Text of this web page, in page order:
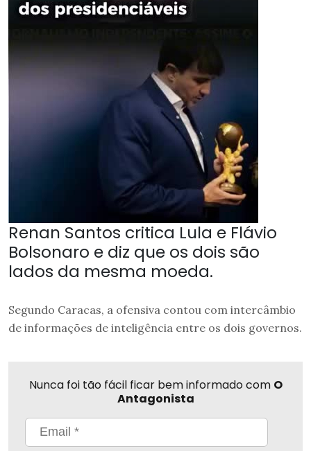
Renan Santos critica Lula e Flávio
Bolsonaro e diz que os dois são
lados da mesma moeda.
Segundo Caracas, a ofensiva contou com intercâmbio
de informações de inteligência entre os dois governos.
Nunca foi tão fácil ficar bem informado com O
Antagonista